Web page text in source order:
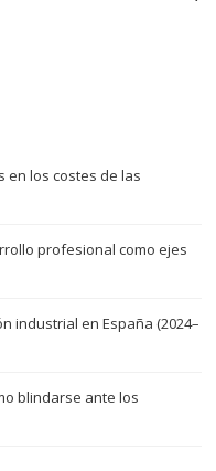
en los costes de las
profesional como ejes
industrial en España (2024–
blindarse ante los